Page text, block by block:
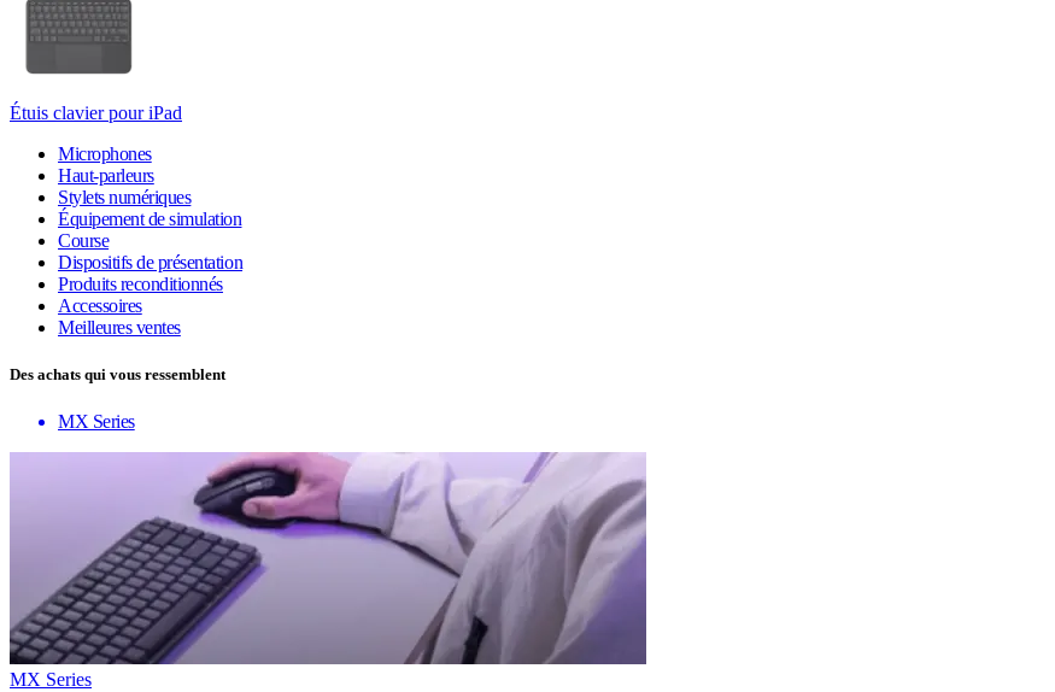
Étuis clavier pour iPad
Microphones
Haut-parleurs
Stylets numériques
Équipement de simulation
Course
Dispositifs de présentation
Produits reconditionnés
Accessoires
Meilleures ventes
Des achats qui vous ressemblent
MX Series
MX Series